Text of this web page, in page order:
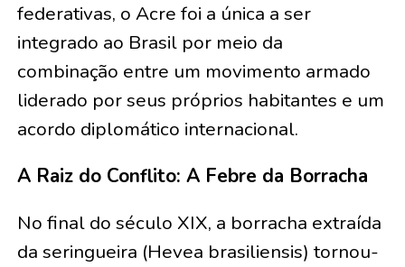
federativas, o Acre foi a única a ser
integrado ao Brasil por meio da
combinação entre um movimento armado
liderado por seus próprios habitantes e um
acordo diplomático internacional.
A Raiz do Conflito: A Febre da Borracha
No final do século XIX, a borracha extraída
da seringueira (Hevea brasiliensis) tornou-